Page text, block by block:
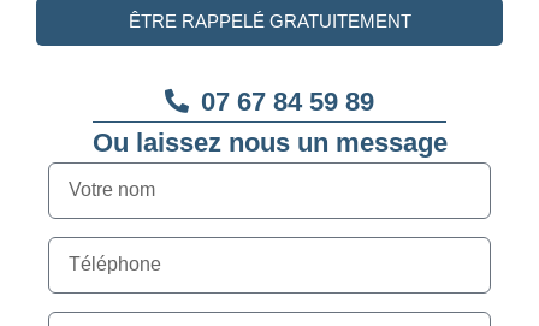
ÊTRE RAPPELÉ GRATUITEMENT
07 67 84 59 89
Ou laissez nous un message